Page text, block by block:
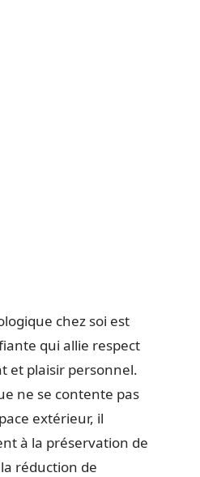
chez soi est
qui allie respect
et plaisir personnel.
ne se contente pas
extérieur, il
à la préservation de
réduction de